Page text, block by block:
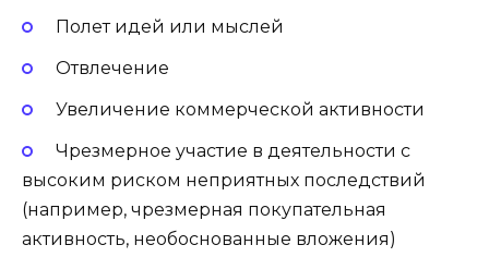
Полет идей или мыслей
Отвлечение
Увеличение коммерческой активности
Чрезмерное участие в деятельности с
высоким риском неприятных последствий
(например, чрезмерная покупательная
активность, необоснованные вложения)